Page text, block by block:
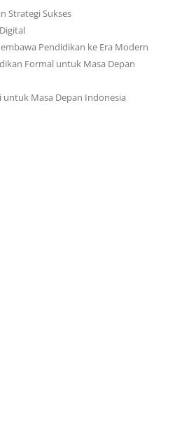
Strategi Sukses
Pendidikan ke Era Modern
Formal untuk Masa Depan
Masa Depan Indonesia